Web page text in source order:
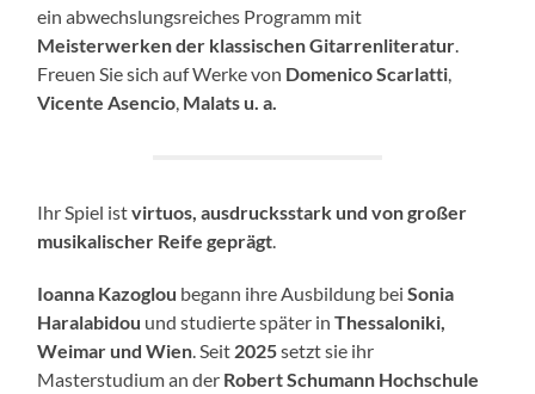
ein abwechslungsreiches Programm mit
Meisterwerken der klassischen Gitarrenliteratur.
Freuen Sie sich auf Werke von Domenico Scarlatti,
Vicente Asencio, Malats u. a.
Ihr Spiel istvirtuos, ausdrucksstark und von großer
musikalischer Reife geprägt.
Ioanna Kazoglou begann ihre Ausbildung beiSonia
Haralabidou und studierte später inThessaloniki,
Weimar und Wien. Seit 2025setzt sie ihr
Masterstudium an der Robert Schumann Hochschule